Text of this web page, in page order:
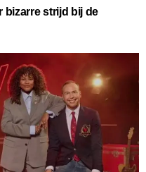
bizarre strijd bij de